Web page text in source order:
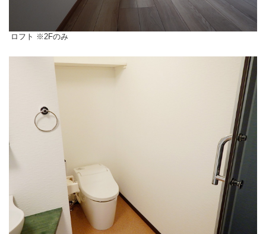
ロフト ※2Fのみ